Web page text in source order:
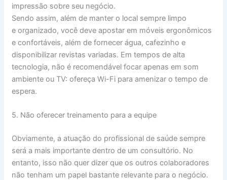
impressão sobre seu negócio.
Sendo assim, além de manter o local sempre limpo
e organizado, você deve apostar em móveis ergonômicos
e confortáveis, além de fornecer água, cafezinho e
disponibilizar revistas variadas. Em tempos de alta
tecnologia, não é recomendável focar apenas em som
ambiente ou TV: ofereça Wi-Fi para amenizar o tempo de
espera.
5. Não oferecer treinamento para a equipe
Obviamente, a atuação do profissional de saúde sempre
será a mais importante dentro de um consultório. No
entanto, isso não quer dizer que os outros colaboradores
não tenham um papel bastante relevante para o negócio.